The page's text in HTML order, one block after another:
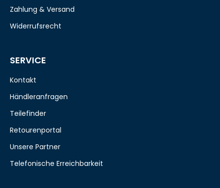
Zahlung & Versand
Widerrufsrecht
SERVICE
Kontakt
Händleranfragen
Teilefinder
Retourenportal
Unsere Partner
Telefonische Erreichbarkeit